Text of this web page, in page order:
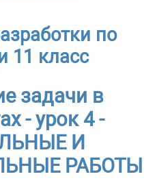
по
11 класс
задачи в
- урок 4 -
И
РАБОТЫ